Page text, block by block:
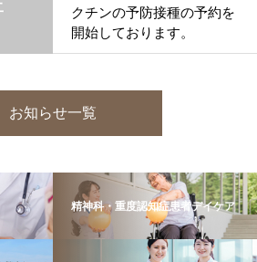
クチンの予防接種の予約を
開始しております。
お知らせ一覧
精神科・重度認知症患者デイケア